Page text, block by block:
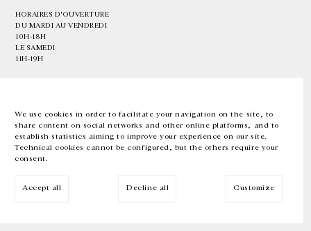
We use cookies in order to facilitate your navigation on the site, to
share content on social networks and other online platforms, and to
establish statistics aiming to improve your experience on our site.
Technical cookies cannot be configured, but the others require your
consent.
Accept all Decline all Customize
HORAIRES D'OUVERTURE
DU MARDI AU VENDREDI
10H-18H
LE SAMEDI
11H-19H
EN FR 中文 Facebook Instagram
Inscrivez-vous à notre newsletter